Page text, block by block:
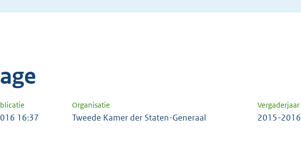
Organisatie Vergaderjaar
16:37 Tweede Kamer der Staten-Generaal 2015-2016